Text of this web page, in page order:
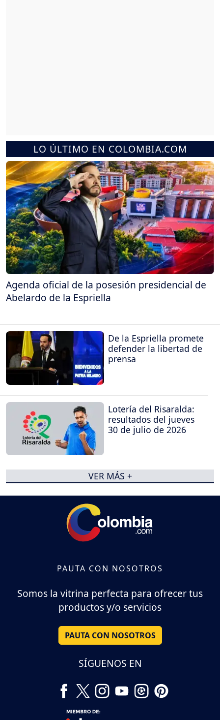
LO ÚLTIMO EN COLOMBIA.COM
Agenda oficial de la posesión presidencial de
Abelardo de la Espriella
De la Espriella promete
defender la libertad de
prensa
Lotería del Risaralda:
resultados del jueves
30 de julio de 2026
VER MÁS +
PAUTA CON NOSOTROS
Somos la vitrina perfecta para ofrecer tus
productos y/o servicios
PAUTA CON NOSOTROS
SÍGUENOS EN